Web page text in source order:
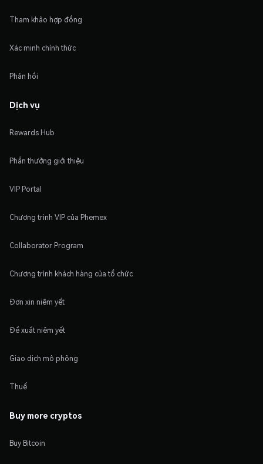
Tham khảo hợp đồng
Xác minh chính thức
Phản hồi
Dịch vụ
Rewards Hub
Phần thưởng giới thiệu
VIP Portal
Chương trình VIP của Phemex
Collaborator Program
Chương trình khách hàng của tổ chức
Đơn xin niêm yết
Đề xuất niêm yết
Giao dịch mô phỏng
Thuế
Buy more cryptos
Buy Bitcoin